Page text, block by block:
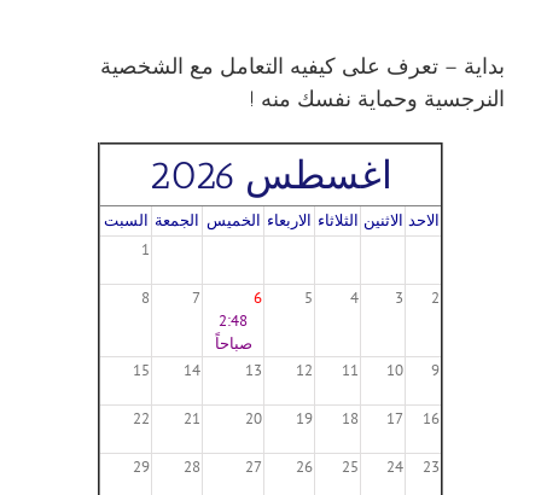
بداية – تعرف على كيفيه التعامل مع الشخصية
النرجسية وحماية نفسك منه !
اغسطس 2026
الاحد الاثنين الثلاثاء الاربعاء الخميس الجمعة السبت
1
2
3
4
5
6
2:48
صباحاً
7
8
9
10
11
12
13
14
15
16
17
18
19
20
21
22
23
24
25
26
27
28
29